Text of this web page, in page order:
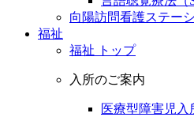
向陽訪問看護ステー
福祉
福祉 トップ
入所のご案内
医療型障害児